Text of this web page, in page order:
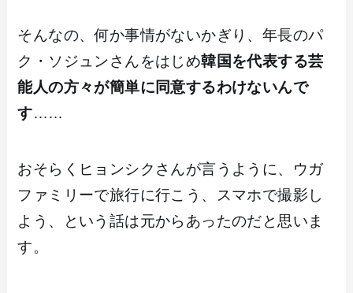
そんなの、何か事情がないかぎり、年長のパ
ク・ソジュンさんをはじめ韓国を代表する芸
能人の方々が簡単に同意するわけないんで
す……
おそらくヒョンシクさんが言うように、ウガ
ファミリーで旅行に行こう、スマホで撮影し
よう、という話は元からあったのだと思いま
す。